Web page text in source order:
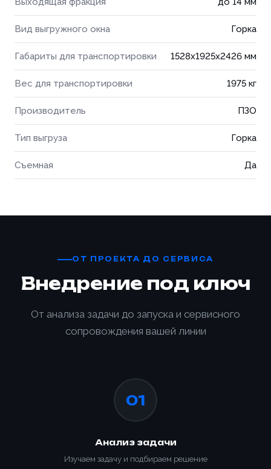
Вид выгружного окна Горка
Габариты для транспортировки 1528x1925x2426 мм
Вес для транспортировки 1975 кг
Производитель ПЗО
Тип выгруза Горка
Съемная Да
ОТ ПРОЕКТА ДО СЕРВИСА
Внедрение под ключ
От анализа задачи до запуска и сервисного
сопровождения вашей линии
01
Анализ задачи
Изучаем задачу и подбираем решение